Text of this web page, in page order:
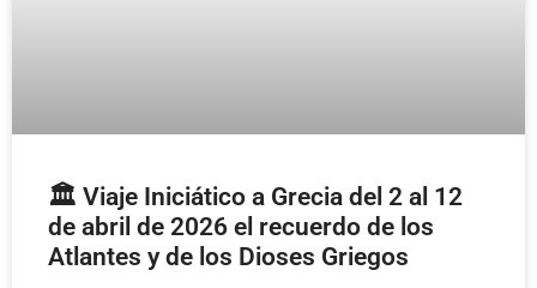
🏛️ Viaje Iniciático a Grecia del 2 al 12
de abril de 2026 el recuerdo de los
Atlantes y de los Dioses Griegos